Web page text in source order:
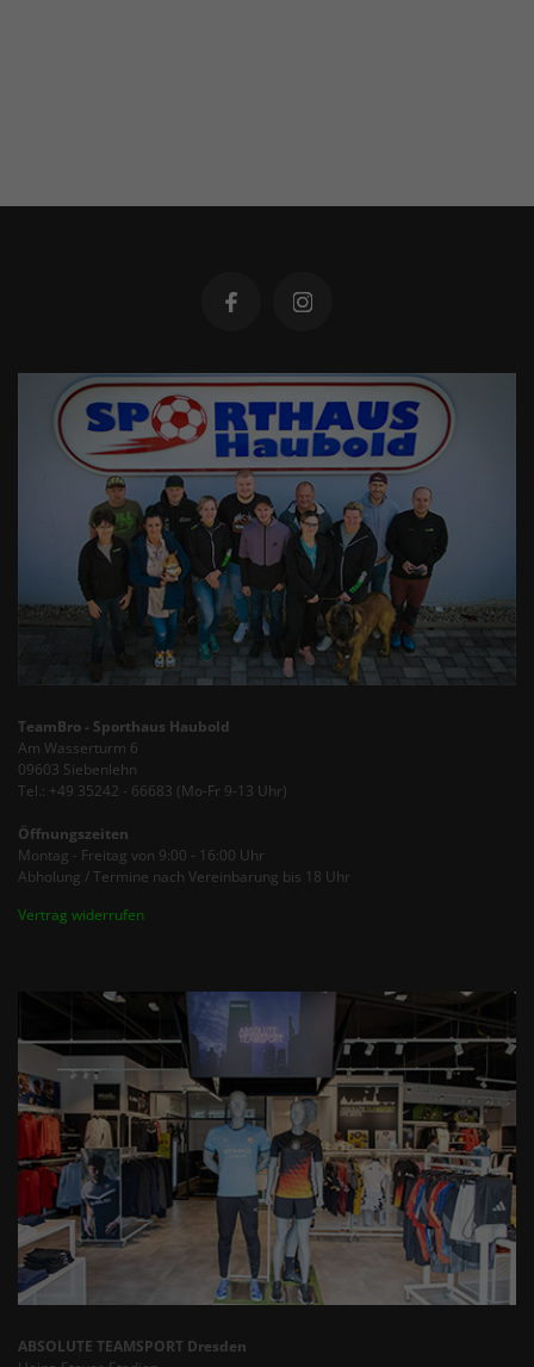
TeamBro - Sporthaus Haubold
Am Wasserturm 6
09603 Siebenlehn
Tel.: +49 35242 - 66683 (Mo-Fr 9-13 Uhr)
Öffnungszeiten
Montag - Freitag von 9:00 - 16:00 Uhr
Abholung / Termine nach Vereinbarung bis 18 Uhr
Vertrag widerrufen
ABSOLUTE TEAMSPORT Dresden